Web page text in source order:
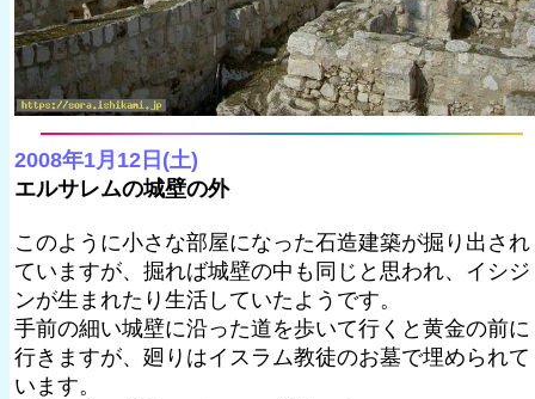
2008年1月12日(土)
エルサレムの城壁の外
このように小さな部屋になった石造建築が掘り出され
ていますが、掘れば城壁の中も同じと思われ、イシジ
ンが生まれたり生活していたようです。
手前の細い城壁に沿った道を歩いて行くと黄金の前に
行きますが、廻りはイスラム教徒のお墓で埋められて
います。